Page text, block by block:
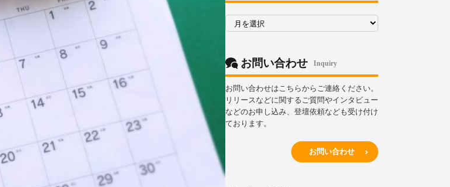
ア
カ
お問い合わせ Inquiry
お問い合わせはこちらからご連絡ください。
リリースなどに関するご質問やインタビュー
などのお申し込み、登壇依頼なども受け付け
ております。
お問い合わせ